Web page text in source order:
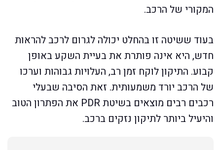
המקורי של הרכב.
בעוד ששיטה זו בהחלט יכולה לגרום לרכב להראות
חדש, היא אינה פותרת את בעיית השקע באופן
קבוע. התיקון לוקח זמן רב, העלויות גבוהות וערכו
של הרכב יורד משמעותית. זאת הסיבה שבעלי
רכבים רבים מוצאים בשיטת PDR את הפתרון הטוב
והיעיל ביותר לתיקון נזקים ברכב.